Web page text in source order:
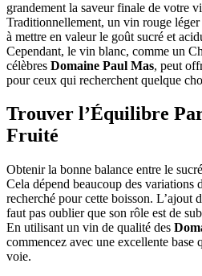
grandement la saveur finale de votre
Traditionnellement, un vin rouge
à mettre en valeur le goût sucré et
Cependant, le vin blanc, comme un
célèbres Domaine Paul Mas, peut
pour ceux qui recherchent quelque
Trouver l’Équilibre
Fruité
Obtenir la bonne balance entre le
Cela dépend beaucoup des variations
recherché pour cette boisson. L’ajout
faut pas oublier que son rôle est de
En utilisant un vin de qualité des
commencez avec une excellente base
voie.